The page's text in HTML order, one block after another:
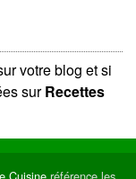
votre blog et si
surRecettes